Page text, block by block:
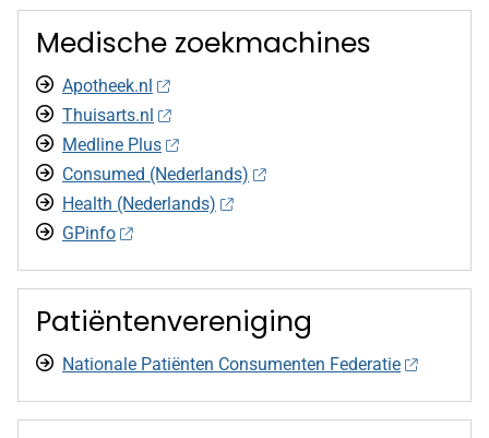
Medische zoekmachines
Apotheek.nl
Thuisarts.nl
Medline Plus
Consumed (Nederlands)
Health (Nederlands)
GPinfo
Patiëntenvereniging
Nationale Patiënten Consumenten Federatie